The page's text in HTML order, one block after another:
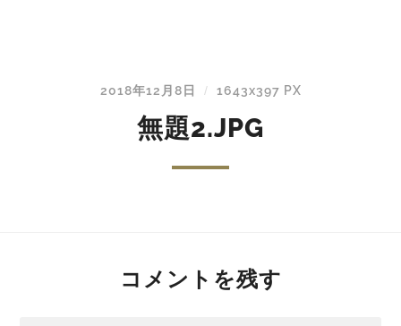
2018年12月8日 / 1643x397 PX
無題2.JPG
コメントを残す